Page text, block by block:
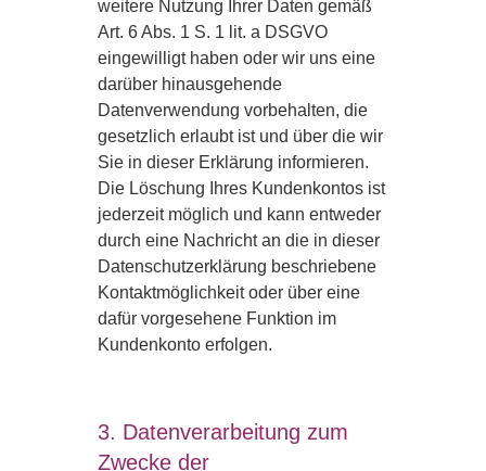
weitere Nutzung Ihrer Daten gemäß
Art. 6 Abs. 1 S. 1 lit. a DSGVO
eingewilligt haben oder wir uns eine
darüber hinausgehende
Datenverwendung vorbehalten, die
gesetzlich erlaubt ist und über die wir
Sie in dieser Erklärung informieren.
Die Löschung Ihres Kundenkontos ist
jederzeit möglich und kann entweder
durch eine Nachricht an die in dieser
Datenschutzerklärung beschriebene
Kontaktmöglichkeit oder über eine
dafür vorgesehene Funktion im
Kundenkonto erfolgen.
3. Datenverarbeitung zum
Zwecke der